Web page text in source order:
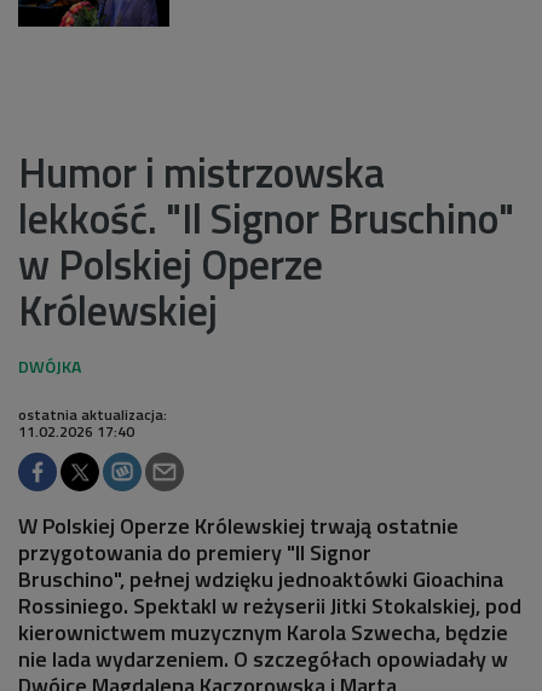
Humor i mistrzowska
lekkość. "Il Signor Bruschino"
w Polskiej Operze
Królewskiej
ostatnia aktualizacja:
11.02.2026 17:40
W Polskiej Operze Królewskiej trwają ostatnie
przygotowania do premiery "Il Signor
Bruschino", pełnej wdzięku jednoaktówki Gioachina
Rossiniego. Spektakl w reżyserii Jitki Stokalskiej, pod
kierownictwem muzycznym Karola Szwecha, będzie
nie lada wydarzeniem. O szczegółach opowiadały w